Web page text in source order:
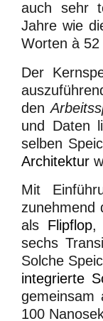
auch sehr
Jahre wie
Worten à
Der
den
und Daten
selben
Architektur
Mit
zunehmend
als Flipflop,
sechs
Solche
integrierte
gemeinsam
100